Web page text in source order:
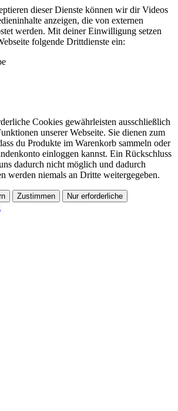
dieser Dienste können wir dir Videos
anzeigen, die von externen
werden. Mit deiner Einwilligung setzen
folgende Drittdienste ein:
Cookies gewährleisten ausschließlich
unserer Webseite. Sie dienen zum
du Produkte im Warenkorb sammeln oder
einloggen kannst. Ein Rückschluss
dadurch nicht möglich und dadurch
werden niemals an Dritte weitergegeben.
Zustimmen Nur erforderliche